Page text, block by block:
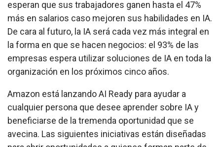
esperan que sus trabajadores ganen hasta el 47%
más en salarios caso mejoren sus habilidades en IA.
De cara al futuro, la IA será cada vez más integral en
la forma en que se hacen negocios: el 93% de las
empresas espera utilizar soluciones de IA en toda la
organización en los próximos cinco años.
Amazon está lanzando AI Ready para ayudar a
cualquier persona que desee aprender sobre IA y
beneficiarse de la tremenda oportunidad que se
avecina. Las siguientes iniciativas están diseñadas